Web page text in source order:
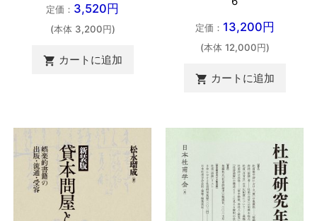
定価： 3,520円
(本体 3,200円)
 カートに追加
定価： 13,200円
(本体 12,000円)
 カートに追加